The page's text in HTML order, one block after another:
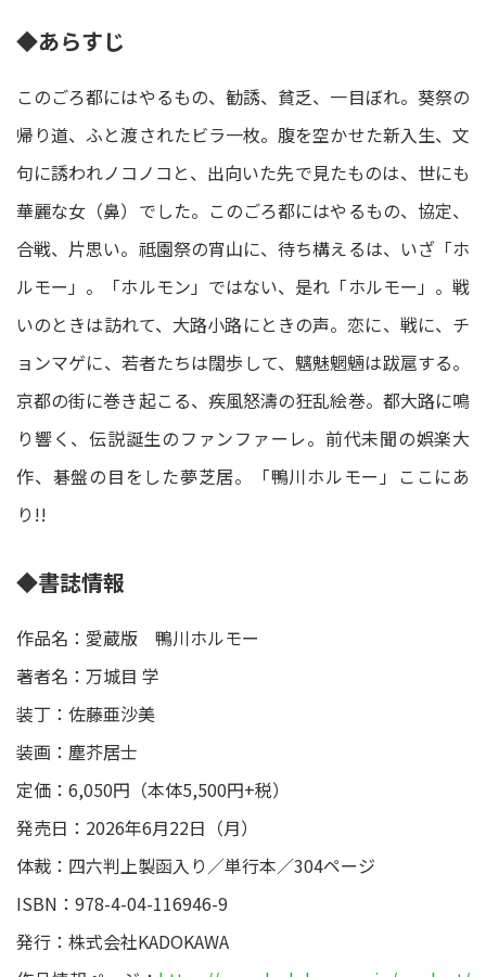
◆あらすじ
このごろ都にはやるもの、勧誘、貧乏、一目ぼれ。葵祭の
帰り道、ふと渡されたビラ一枚。腹を空かせた新入生、文
句に誘われノコノコと、出向いた先で見たものは、世にも
華麗な女（鼻）でした。このごろ都にはやるもの、協定、
合戦、片思い。祗園祭の宵山に、待ち構えるは、いざ「ホ
ルモー」。「ホルモン」ではない、是れ「ホルモー」。戦
いのときは訪れて、大路小路にときの声。恋に、戦に、チ
ョンマゲに、若者たちは闊歩して、魑魅魍魎は跋扈する。
京都の街に巻き起こる、疾風怒濤の狂乱絵巻。都大路に鳴
り響く、伝説誕生のファンファーレ。前代未聞の娯楽大
作、碁盤の目をした夢芝居。「鴨川ホルモー」ここにあ
り!!
◆書誌情報
作品名：愛蔵版 鴨川ホルモー
著者名：万城目 学
装丁：佐藤亜沙美
装画：塵芥居士
定価：6,050円（本体5,500円+税）
発売日：2026年6月22日（月）
体裁：四六判上製函入り／単行本／304ページ
ISBN：978-4-04-116946-9
発行：株式会社KADOKAWA